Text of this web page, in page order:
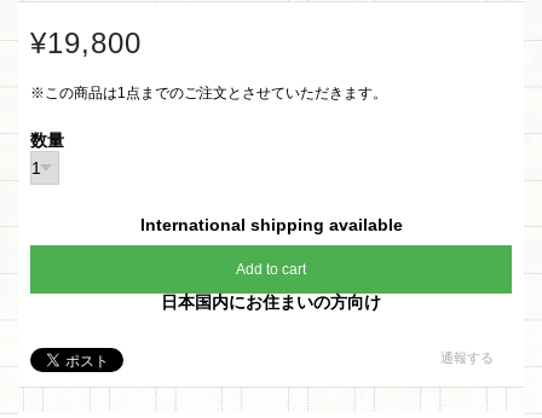
¥19,800
※この商品は1点までのご注文とさせていただきます。
数量
International shipping available
Add to cart
日本国内にお住まいの方向け
通報する